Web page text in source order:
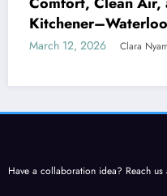
Care
March 12, 2026 Clara
Have a collaboration idea? Reach us